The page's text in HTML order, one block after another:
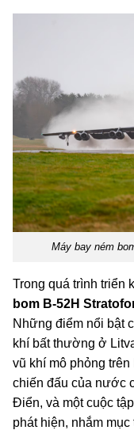
Máy bay ném
Trong quá trình triển
bom B-52H
Những điểm nổi bật
khí bất thường ở
vũ khí mô phỏng
chiến đấu của nước
Điển, và một cuộc
phát hiện, nhắm